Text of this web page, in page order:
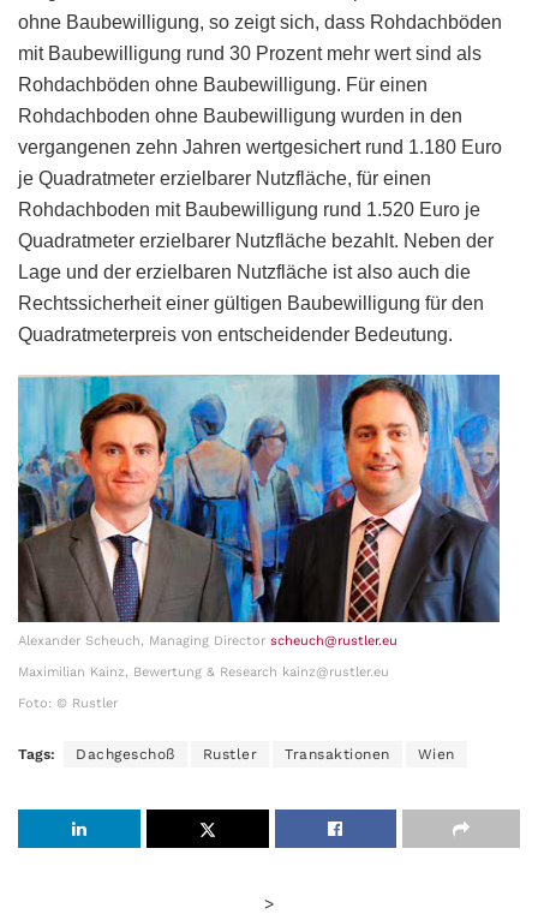
ohne Baubewilligung, so zeigt sich, dass Rohdachböden
mit Baubewilligung rund 30 Prozent mehr wert sind als
Rohdachböden ohne Baubewilligung. Für einen
Rohdachboden ohne Baubewilligung wurden in den
vergangenen zehn Jahren wertgesichert rund 1.180 Euro
je Quadratmeter erzielbarer Nutzfläche, für einen
Rohdachboden mit Baubewilligung rund 1.520 Euro je
Quadratmeter erzielbarer Nutzfläche bezahlt. Neben der
Lage und der erzielbaren Nutzfläche ist also auch die
Rechtssicherheit einer gültigen Baubewilligung für den
Quadratmeterpreis von entscheidender Bedeutung.
Alexander Scheuch, Managing Director scheuch@rustler.eu
Maximilian Kainz, Bewertung & Research kainz@rustler.eu
Foto: © Rustler
Tags: Dachgeschoß Rustler Transaktionen Wien
>